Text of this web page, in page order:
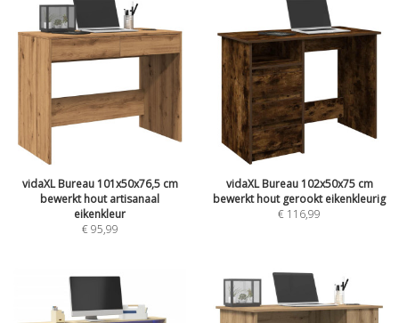
vidaXL Bureau 101x50x76,5 cm
bewerkt hout artisanaal
eikenkleur
€95,99
vidaXL Bureau 102x50x75 cm
bewerkt hout gerookt eikenkleurig
€ 116,99